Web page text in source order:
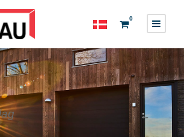
0